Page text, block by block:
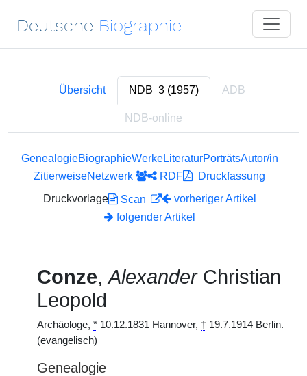
Deutsche Biographie
Übersicht NDB 3 (1957) ADB
NDB-online
GenealogieBiographieWerkeLiteraturPorträtsAutor/in
ZitierweiseNetzwerk RDF
Druckfassung
Druckvorlage
Scan
vorheriger Artikel
folgender Artikel
Conze,AlexanderChristian
Leopold
Archäologe, * 10.12.1831 Hannover, † 19.7.1914 Berlin.
(evangelisch)
Genealogie